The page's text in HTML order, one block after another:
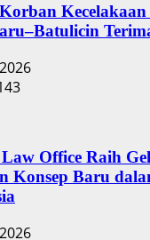
Office Raih
Konsep Baru